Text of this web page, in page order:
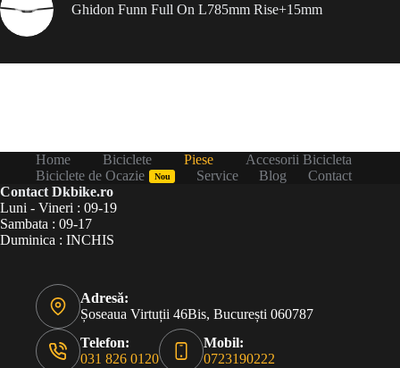
Ghidon Funn Full On L785mm Rise+15mm
Home Biciclete Piese
Accesorii Bicicleta
Biciclete de Ocazie
Nou Service Blog
Contact
Contact Dkbike.ro
Luni - Vineri : 09-19
Sambata : 09-17
Duminica : INCHIS
Adresă:
Șoseaua Virtuții 46Bis, București 060787
Telefon:
031 826 0120
Mobil:
0723190222